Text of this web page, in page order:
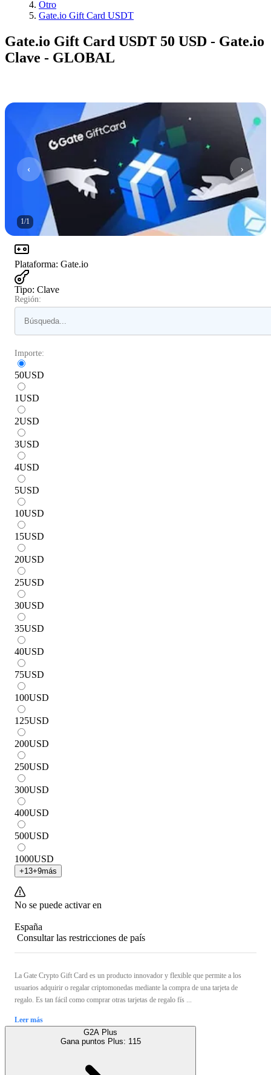
Otro
Gate.io Gift Card USDT
Gate.io Gift Card USDT 50 USD - Gate.io
Clave - GLOBAL
1/1
Plataforma: Gate.io
Tipo: Clave
Región:
Importe:
50USD
1USD
2USD
3USD
4USD
5USD
10USD
15USD
20USD
25USD
30USD
35USD
40USD
75USD
100USD
125USD
200USD
250USD
300USD
400USD
500USD
1000USD
+13+9más
No se puede activar en
España
Consultar las restricciones de país
La Gate Crypto Gift Card es un producto innovador y flexible que permite a los
usuarios adquirir o regalar criptomonedas mediante la compra de una tarjeta de
regalo. Es tan fácil como comprar otras tarjetas de regalo fís ...
Leer más
G2A Plus
Gana puntos Plus: 115